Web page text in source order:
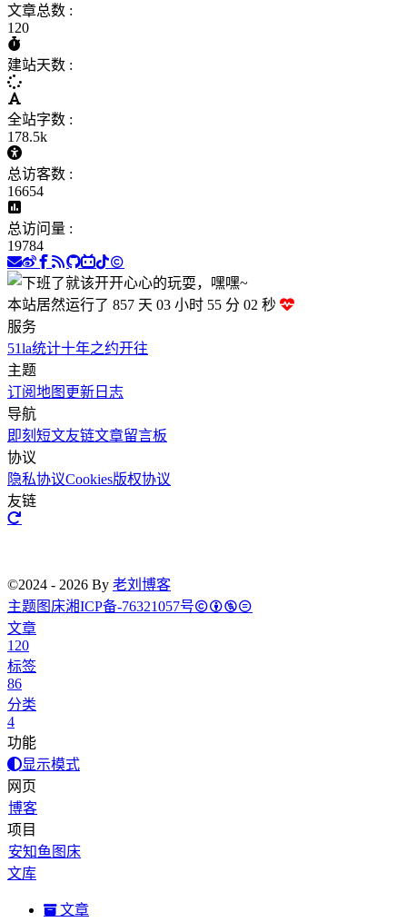
文章总数 :
120
建站天数 :
全站字数 :
178.5k
总访客数 :
16654
总访问量 :
19784
本站居然运行了 857 天 03 小时 55 分 02 秒
服务
51la统计十年之约开往
主题
订阅地图 更新日志
导航
即刻短文友链文章留言板
协议
隐私协议Cookies版权协议
友链
©2024 - 2026 By 老刘博客
主题 图床湘ICP备-76321057号
文章
120
标签
86
分类
4
功能
显示模式
网页
博客
项目
安知鱼图床
文库
文章